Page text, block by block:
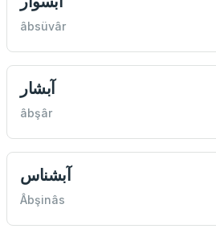
âbsüvâr
آبشار
âbşâr
آبشناس
Âbşinâs